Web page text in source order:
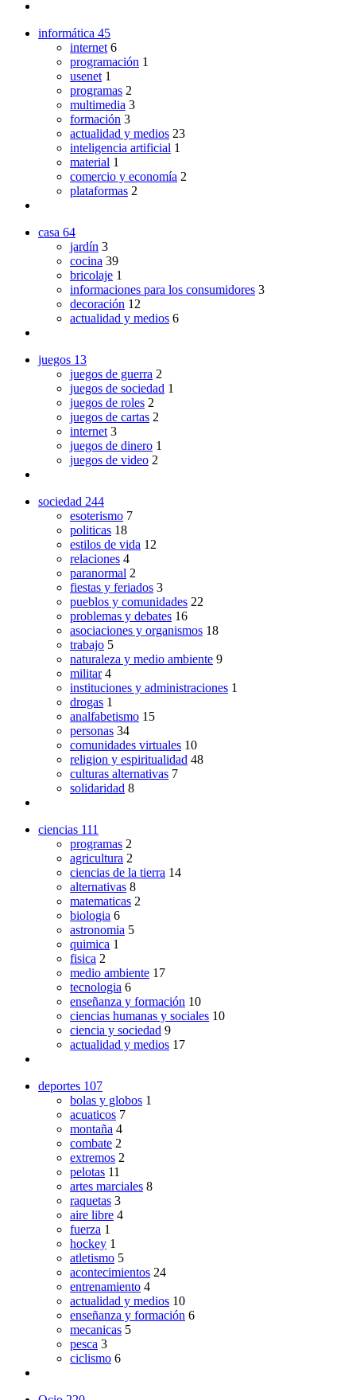
informática 45
internet 6
programación 1
usenet 1
programas 2
multimedia 3
formación 3
actualidad y medios 23
inteligencia artificial 1
material 1
comercio y economía 2
plataformas 2
casa 64
jardín 3
cocina 39
bricolaje 1
informaciones para los consumidores 3
decoración 12
actualidad y medios 6
juegos 13
juegos de guerra 2
juegos de sociedad 1
juegos de roles 2
juegos de cartas 2
internet 3
juegos de dinero 1
juegos de video 2
sociedad 244
esoterismo 7
politicas 18
estilos de vida 12
relaciones 4
paranormal 2
fiestas y feriados 3
pueblos y comunidades 22
problemas y debates 16
asociaciones y organismos 18
trabajo 5
naturaleza y medio ambiente 9
militar 4
instituciones y administraciones 1
drogas 1
analfabetismo 15
personas 34
comunidades virtuales 10
religion y espiritualidad 48
culturas alternativas 7
solidaridad 8
ciencias 111
programas 2
agricultura 2
ciencias de la tierra 14
alternativas 8
matematicas 2
biologia 6
astronomia 5
quimica 1
fisica 2
medio ambiente 17
tecnologia 6
enseñanza y formación 10
ciencias humanas y sociales 10
ciencia y sociedad 9
actualidad y medios 17
deportes 107
bolas y globos 1
acuaticos 7
montaña 4
combate 2
extremos 2
pelotas 11
artes marciales 8
raquetas 3
aire libre 4
fuerza 1
hockey 1
atletismo 5
acontecimientos 24
entrenamiento 4
actualidad y medios 10
enseñanza y formación 6
mecanicas 5
pesca 3
ciclismo 6